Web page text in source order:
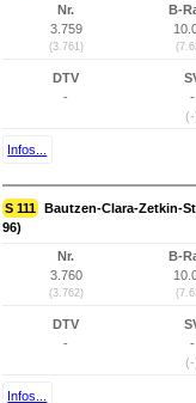
Nr.
3.759
(3.761)
B-
DTV
-
-
Infos...
S 111 Bautzen-Clara-Zetkin-
96)
Nr.
3.760
(3.762)
B-
DTV
-
-
Infos...